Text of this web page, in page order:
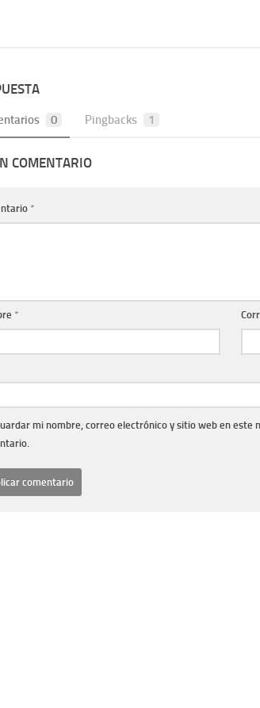
0 Pingbacks 1
COMENTARIO
*
*
mi nombre, correo electrónico y sitio web en este